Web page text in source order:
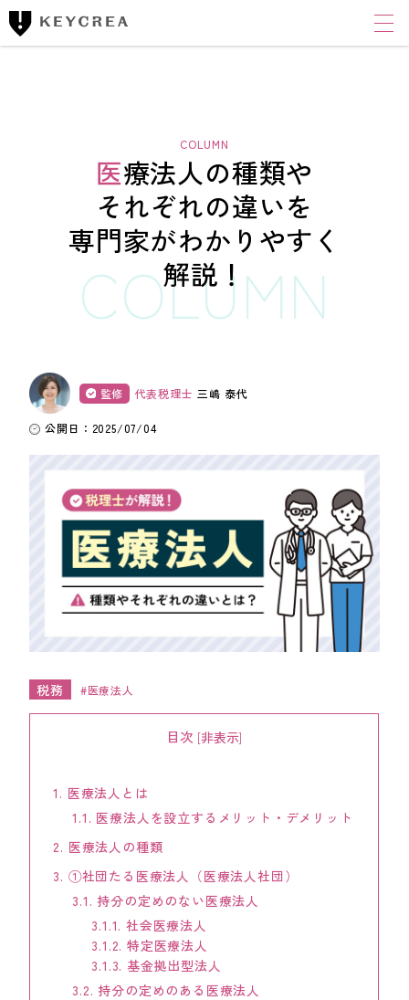
ワンストップ士業サポート
財務コンサルティング
CLOUD ACCOUNTING CORPORATION
キークレアクラウド会計株式会社
経理体制整備
経理代行
ワンストップ士業サポート
建設業者様向け
ADMINISTRATIVE SCRIVENER CORPORATION
キークレア行政書士法人
建設業関連サポート
建設業者様向け
キークレア社会保険労務士法人
キークレア不動産株式会社
KEYCREA KHM TAX & ACCOUNTING CO.,LTD.
Keycrea KHM Tax & Accounting Co.,Ltd.
提案事例
トピックス
医療法人の種類や
それぞれの違いを
専門家がわかりやすく
解説！
監修 代表税理士 三嶋 泰代
公開日：2025/07/04
税務 医療法人
目次 [非表示]
1. 医療法人とは
1.1. 医療法人を設立するメリット・デメリット
2. 医療法人の種類
3. ①社団たる医療法人（医療法人社団）
3.1. 持分の定めのない医療法人
3.1.1. 社会医療法人
3.1.2. 特定医療法人
3.1.3. 基金拠出型法人
3.2. 持分の定めのある医療法人